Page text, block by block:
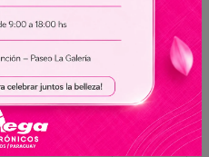
0